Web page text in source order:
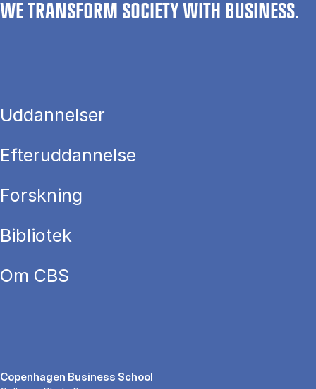
WE TRANSFORM SOCIETY WITH BUSINESS.
Uddannelser
Efteruddannelse
Forskning
Bibliotek
Om CBS
Copenhagen Business School